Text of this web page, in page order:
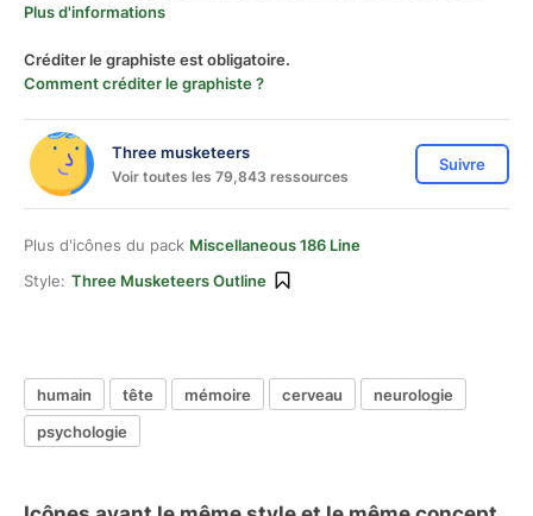
Plus d'informations
Créditer le graphiste est obligatoire.
Comment créditer le graphiste ?
Three musketeers
Voir toutes les 79,843 ressources
Suivre
Plus d'icônes du pack Miscellaneous 186 Line
Style: Three Musketeers Outline
humain tête mémoire cerveau
neurologie
psychologie